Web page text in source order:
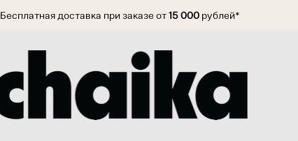
Бесплатная доставка при заказе от15 000рублей*